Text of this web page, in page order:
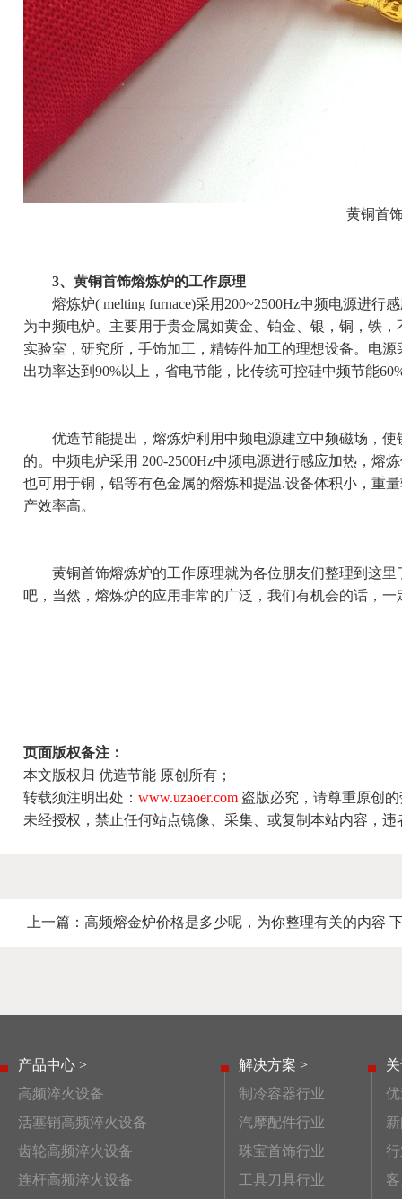
黄铜首饰
3、黄铜首饰熔炼炉的工作原理
熔炼炉( melting furnace)采用200~2500Hz中频电源进行
为中频电炉。主要用于贵金属如黄金、铂金、银，铜，铁
实验室，研究所，手饰加工，精铸件加工的理想设备。电
出功率达到90%以上，省电节能，比传统可控硅中频节能
优造节能提出，熔炼炉利用中频电源建立中频磁场，使
的。中频电炉采用 200-2500Hz中频电源进行感应加热，熔
也可用于铜，铝等有色金属的熔炼和提温.设备体积小，重
产效率高。
黄铜首饰熔炼炉的工作原理就为各位朋友们整理到这里
吧，当然，熔炼炉的应用非常的广泛，我们有机会的话，一
页面版权备注：
本文版权归 优造节能 原创所有；
转载须注明出处： www.uzaoer.com 盗版必究，请尊重原创
未经授权，禁止任何站点镜像、采集、或复制本站内容，
上一篇： 高频熔金炉价格是多少呢，为你整理有关的内容
产品中心 >
高频淬火设备
活塞销高频淬火设备
齿轮高频淬火设备
连杆高频淬火设备
解决方案 >
制冷容器行业
汽摩配件行业
珠宝首饰行业
工具刀具行业